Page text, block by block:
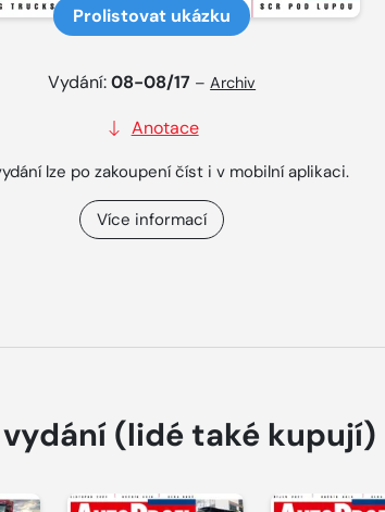
Prolistovat ukázku
Vydání:08-08/17 –Archiv
Anotace
lze po zakoupení číst i v mobilní aplikaci.
Více informací
(lidé také kupují)